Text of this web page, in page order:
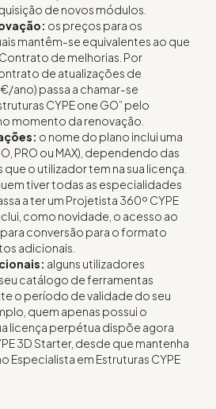
de novos módulos.
os preços para os
mantêm-se equivalentes ao que
de melhorias. Por
de atualizações de
ano) passa a chamar-se
CYPE one GO” pelo
momento da renovação.
o nome do plano inclui uma
PRO ou MAX), dependendo das
o utilizador tem na sua licença.
tiver todas as especialidades
a ter um Projetista 360º CYPE
como novidade, o acesso ao
conversão para o formato
adicionais.
alguns utilizadores
catálogo de ferramentas
o período de validade do seu
quem apenas possui o
licença perpétua dispõe agora
3D Starter, desde que mantenha
Especialista em Estruturas CYPE